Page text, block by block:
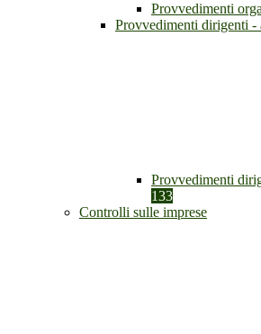
Provvedimenti
Provvedimenti dirigenti -
Provvedimenti
133
Controlli sulle imprese